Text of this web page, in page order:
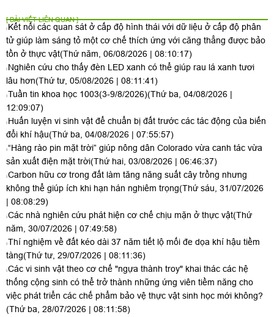
[ BÀI VIẾT LIÊN QUAN ]
Kết nối các quan sát ở cấp độ hình thái với dữ liệu ở cấp độ phân
tử giúp làm sáng tỏ một cơ chế thích ứng với căng thẳng được bảo
tồn ở thực vật(Thứ năm, 06/08/2026 | 08:10:17)
Nghiên cứu cho thấy đèn LED xanh có thể giúp rau lá xanh tươi
lâu hơn(Thứ tư, 05/08/2026 | 08:11:41)
Tuần tin khoa học 1003(3-9/8/2026)(Thứ ba, 04/08/2026 |
12:09:07)
Huấn luyện vi sinh vật để chuẩn bị đất trước các tác động của biến
đổi khí hậu(Thứ ba, 04/08/2026 | 07:55:57)
“Hàng rào pin mặt trời” giúp nông dân Colorado vừa canh tác vừa
sản xuất điện mặt trời(Thứ hai, 03/08/2026 | 06:46:37)
Carbon hữu cơ trong đất làm tăng năng suất cây trồng nhưng
không thể giúp ích khi hạn hán nghiêm trọng(Thứ sáu, 31/07/2026
| 08:08:29)
Các nhà nghiên cứu phát hiện cơ chế chịu mặn ở thực vật(Thứ
năm, 30/07/2026 | 07:49:58)
Thí nghiệm về đất kéo dài 37 năm tiết lộ mối đe dọa khí hậu tiềm
tàng(Thứ tư, 29/07/2026 | 08:11:36)
Các vi sinh vật theo cơ chế "ngựa thành troy" khai thác các hệ
thống cộng sinh có thể trở thành những ứng viên tiềm năng cho
việc phát triển các chế phẩm bảo vệ thực vật sinh học mới không?
(Thứ ba, 28/07/2026 | 08:11:58)